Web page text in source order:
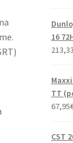
16
213,33
TT
67,95
CST